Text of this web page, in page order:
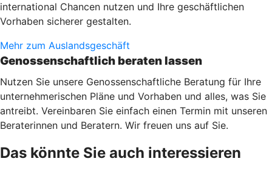
international Chancen nutzen und Ihre geschäftlichen
Vorhaben sicherer gestalten.
Mehr zum Auslandsgeschäft
Genossenschaftlich beraten lassen
Nutzen Sie unsere Genossenschaftliche Beratung für Ihre
unternehmerischen Pläne und Vorhaben und alles, was Sie
antreibt. Vereinbaren Sie einfach einen Termin mit unseren
Beraterinnen und Beratern. Wir freuen uns auf Sie.
Das könnte Sie auch interessieren